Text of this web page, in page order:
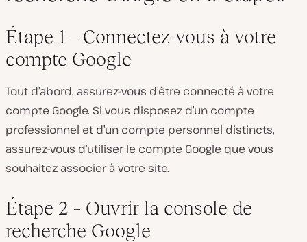
Étape 1 – Connectez-vous à votre
compte Google
Tout d’abord, assurez-vous d’être connecté à votre
compte Google. Si vous disposez d’un compte
professionnel et d’un compte personnel distincts,
assurez-vous d’utiliser le compte Google que vous
souhaitez associer à votre site.
Étape 2 – Ouvrir la console de
recherche Google